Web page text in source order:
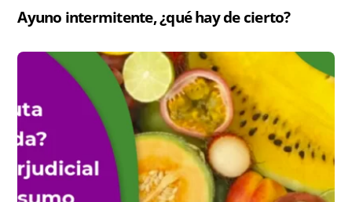
Ayuno intermitente, ¿qué hay de cierto?